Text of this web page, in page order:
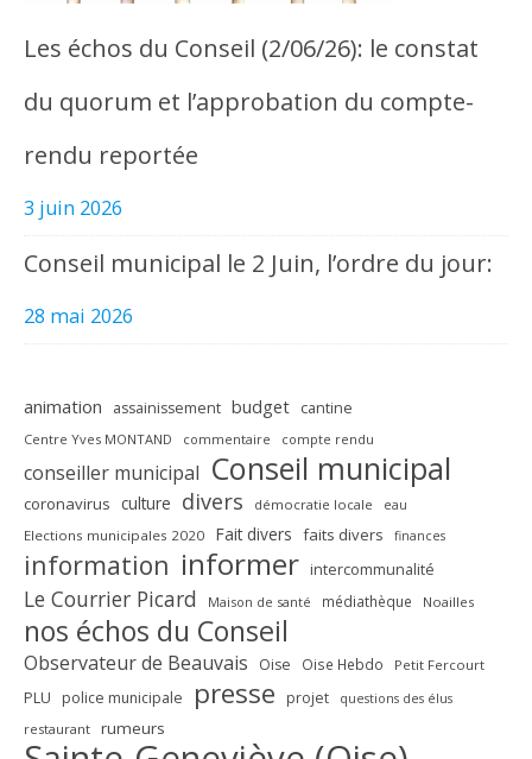
Les échos du Conseil (2/06/26): le constat
du quorum et l’approbation du compte-
rendu reportée
3 juin 2026
Conseil municipal le 2 Juin, l’ordre du jour:
28 mai 2026
animation assainissement budget cantine
Centre Yves MONTAND commentaire compte rendu
conseiller municipal Conseil municipal
coronavirus culture divers démocratie locale eau
Elections municipales 2020 Fait divers faits divers finances
information informer intercommunalité
Le Courrier Picard Maison de santé médiathèque Noailles
nos échos du Conseil
Observateur de Beauvais Oise Oise Hebdo Petit Fercourt
PLU police municipale presse projet questions des élus
restaurant rumeurs